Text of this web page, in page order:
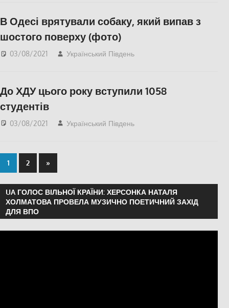
В Одесі врятували собаку, який випав з
шостого поверху (фото)
03/08/2021 Український Південь
До ХДУ цього року вступили 1058
студентів
03/08/2021 Український Південь
1 2 »
UA ГОЛОС ВІЛЬНОЇ КРАЇНИ: ХЕРСОНКА НАТАЛЯ
ХОЛМАТОВА ПРОВЕЛА МУЗИЧНО ПОЕТИЧНИЙ ЗАХІД
ДЛЯ ВПО